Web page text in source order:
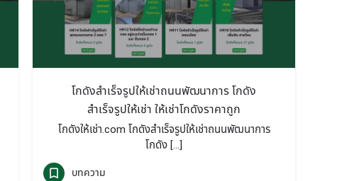
โกดังสำเร็จรูปให้เช่าถนนพัฒนาการ โกดัง
สำเร็จรูปให้เช่า ให้เช่าโกดังราคาถูก
โกดังให้เช่า.com โกดังสำเร็จรูปให้เช่าถนนพัฒนาการ
โกดัง […]
บทความ